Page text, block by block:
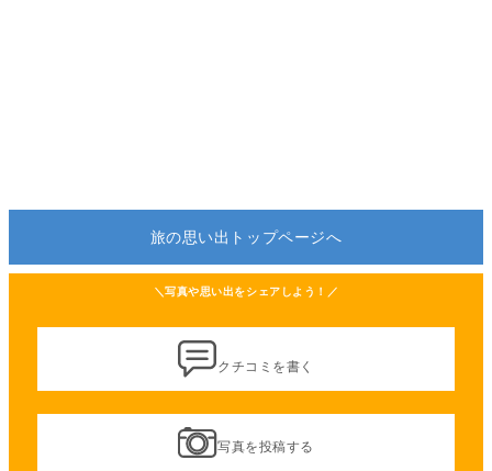
旅の思い出トップページへ
＼写真や思い出をシェアしよう！／
クチコミを書く
写真を投稿する